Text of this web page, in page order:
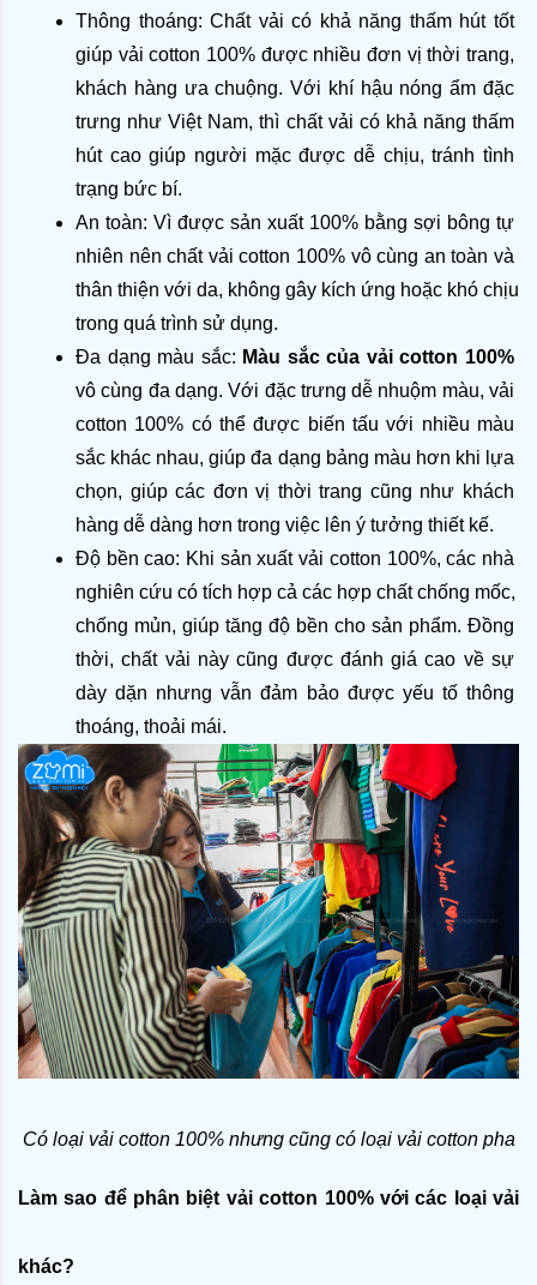
Thông thoáng: Chất vải có khả năng thấm hút tốt
giúp vải cotton 100% được nhiều đơn vị thời trang,
khách hàng ưa chuộng. Với khí hậu nóng ẩm đặc
trưng như Việt Nam, thì chất vải có khả năng thấm
hút cao giúp người mặc được dễ chịu, tránh tình
trạng bức bí.
An toàn: Vì được sản xuất 100% bằng sợi bông tự
nhiên nên chất vải cotton 100% vô cùng an toàn và
thân thiện với da, không gây kích ứng hoặc khó chịu
trong quá trình sử dụng.
Đa dạng màu sắc: Màu sắc của vải cotton 100%
vô cùng đa dạng. Với đặc trưng dễ nhuộm màu, vải
cotton 100% có thể được biến tấu với nhiều màu
sắc khác nhau, giúp đa dạng bảng màu hơn khi lựa
chọn, giúp các đơn vị thời trang cũng như khách
hàng dễ dàng hơn trong việc lên ý tưởng thiết kế.
Độ bền cao: Khi sản xuất vải cotton 100%, các nhà
nghiên cứu có tích hợp cả các hợp chất chống mốc,
chống mủn, giúp tăng độ bền cho sản phẩm. Đồng
thời, chất vải này cũng được đánh giá cao về sự
dày dặn nhưng vẫn đảm bảo được yếu tố thông
thoáng, thoải mái.
Có loại vải cotton 100% nhưng cũng có loại vải cotton pha
Làm sao để phân biệt vải cotton 100% với các loại vải
khác?